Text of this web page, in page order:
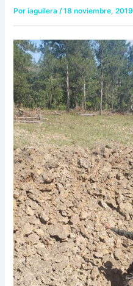
Poriaguilera/18 noviembre, 2019